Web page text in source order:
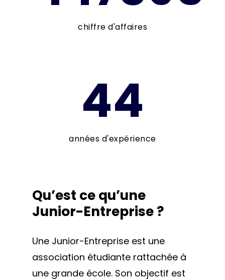
chiffre d'affaires
44
années d'expérience
Qu’est ce qu’une
Junior-Entreprise ?
Une Junior-Entreprise est une
association étudiante rattachée à
une grande école. Son objectif est